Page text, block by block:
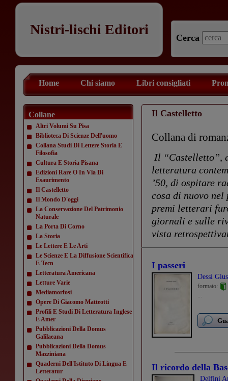
Nistri-lischi Editori
Cerca
Home Chi siamo Libri consigliati
Collane
Altri Volumi Su Pisa
Biblioteca Di Scienze Dell'uomo
Collana Studi Di Lettere Storia E
Filosofia
Cultura E Storia Pisana
Edizioni Rare O In Via Di
Esaurimento
Il Castelletto
Il Mondo D'oggi
La Conservazione Del Patrimonio
Naturale
La Porta Di Corno
La Storia
Le Lettere E Le Arti
Le Scienze E La Diffusione Scientifica
E Tecn
Letteratura Americana
Letture Varie
Mediamorfosi
Opere Di Giacomo Matteotti
Profili E Studi Di Letteratura Inglese
E Amer
Pubblicazioni Della Domus
Galilaeana
Pubblicazioni Della Domus
Mazziniana
Quaderni Dell'Istituto Di Lingua E
Letteratur
Il Castelletto
Collana di
Il “Castelletto”,
letteratura
’50, di ospitare
cosa di nuovo
premi letterari
giornali e sulle
vista
I passeri
Dessì
formato:
...
Il ricordo della
Delfini